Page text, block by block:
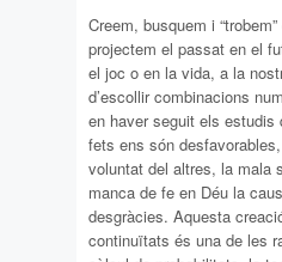
Creem, busquem i
projectem el passat en el
el joc o en la vida, a la
d’escollir combinacions
en haver seguit els estudis
fets ens són
voluntat del altres, la mala
manca de fe en Déu la
desgràcies. Aquesta
continuïtats és una de les